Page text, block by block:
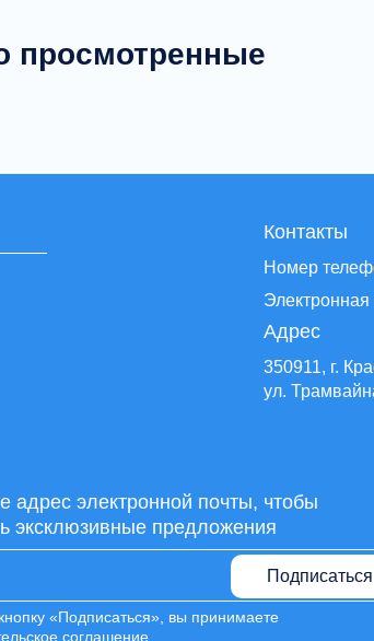
просмотренные
Контакты
Номер
Электронная
Адрес
350911, г.
ул.
адрес электронной почты, чтобы
эксклюзивные предложения
Подписаться
«Подписаться», вы принимаете
соглашение